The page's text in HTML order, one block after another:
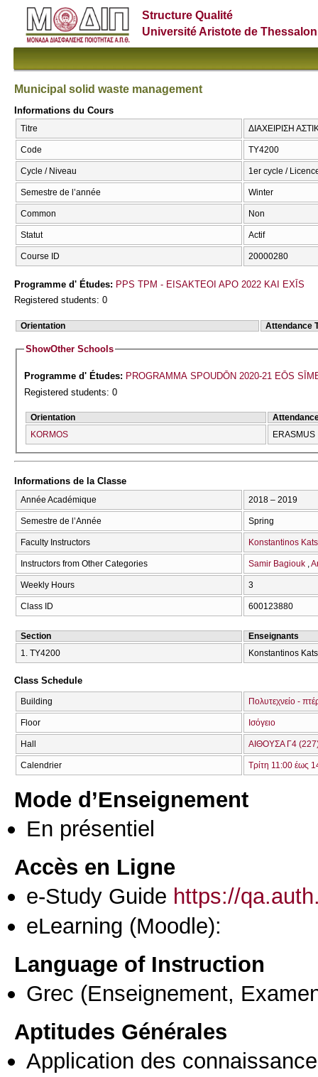
Structure Qualité
Université Aristote de
Municipal solid waste management
Informations du Cours
Titre ΔΙΑΧΕΙΡΙΣΗ
Code ΤΥ4200
Cycle / Niveau 1er cycle /
Semestre de l’année Winter
Common Non
Statut Actif
Course ID 20000280
Programme d' Études: PPS TPM - EISAKTEOI APO 2022 KAI EXĪS
Registered students: 0
Orientation Attendance
ShowOther Schools
Programme d' Études: PROGRAMMA SPOUDŌN 2020-21 EŌS
Registered students: 0
Orientation
KORMOS
ERASMUS
Informations de la Classe
Année Académique 2018 – 2019
Semestre de l’Année Spring
Faculty Instructors Konstantinos
Instructors from Other Categories Samir Bagiouk
Weekly Hours 3
Class ID 600123880
Section
Enseignants
1. ΤΥ4200
Konstantinos
Class Schedule
Building Πολυτεχνείο -
Floor Ισόγειο
Hall ΑΙΘΟΥΣΑ Γ4
Calendrier Τρίτη 11:00 έως
Mode d’Enseignement
En présentiel
Accès en Ligne
e-Study Guide https://
eLearning (Moodle):
Language of Instruction
Grec (Enseignement,
Aptitudes Générales
Application des